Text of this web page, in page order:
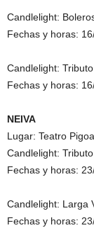
Candlelight:
Fechas y horas:
Candlelight:
Fechas y horas:
NEIVA
Lugar: Teatro
Candlelight:
Fechas y horas:
Candlelight: Larga
Fechas y horas: